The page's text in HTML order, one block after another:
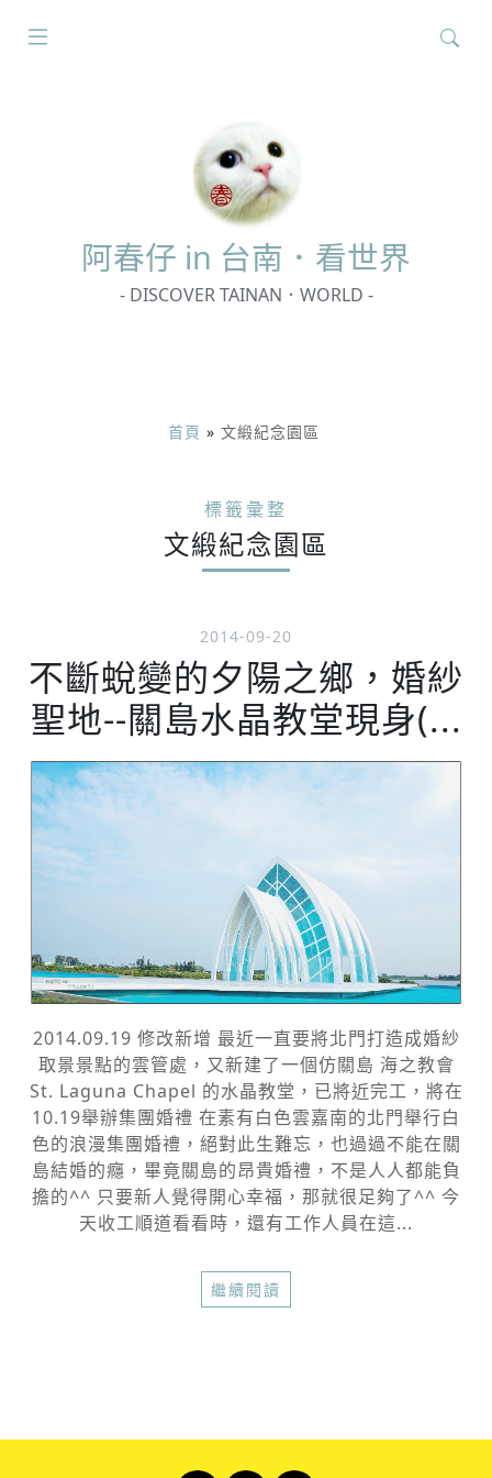
阿春仔 in 台南．看世界
- DISCOVER TAINAN．WORLD -
首頁 » 文緞紀念園區
標籤彙整
文緞紀念園區
2014-09-20
不斷蛻變的夕陽之鄉，婚紗
聖地--關島水晶教堂現身(...
2014.09.19 修改新增 最近一直要將北門打造成婚紗
取景景點的雲管處，又新建了一個仿關島 海之教會
St. Laguna Chapel 的水晶教堂，已將近完工，將在
10.19舉辦集團婚禮 在素有白色雲嘉南的北門舉行白
色的浪漫集團婚禮，絕對此生難忘，也過過不能在關
島結婚的癮，畢竟關島的昂貴婚禮，不是人人都能負
擔的^^ 只要新人覺得開心幸福，那就很足夠了^^ 今
天收工順道看看時，還有工作人員在這...
繼續閱讀